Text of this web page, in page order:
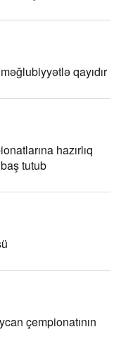
qayıdır
hazırlıq
tutub
çempionatının